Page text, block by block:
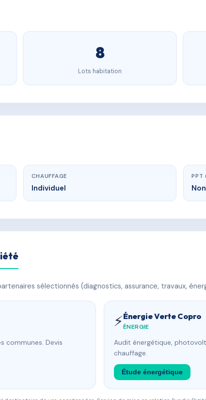
8
Lots habitation
CHAUFFAGE
Individuel
PPT
sélectionnés (diagnostics, assurance, travaux,
communes. Devis
⚡Énergie Verte Copro
ÉNERGIE
Audit énergétique,
chauffage.
Étude énergétique